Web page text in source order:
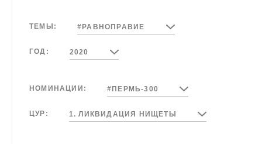
ТЕМЫ: #РАВНОПРАВИЕ
ГОД: 2020
НОМИНАЦИИ: #ПЕРМЬ-300
ЦУР: 1. ЛИКВИДАЦИЯ НИЩЕТЫ